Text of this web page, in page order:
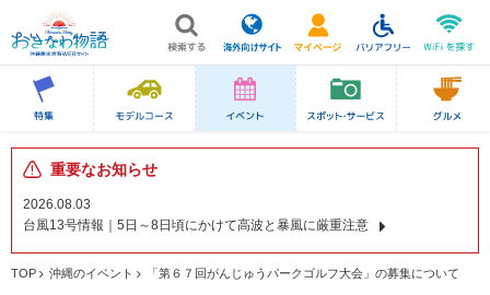
重要なお知らせ
2026.08.03
台風13号情報｜5日～8日頃にかけて高波と暴風に厳重注意
TOP 沖縄のイベント 「第６７回がんじゅうパークゴルフ大会」の募集について